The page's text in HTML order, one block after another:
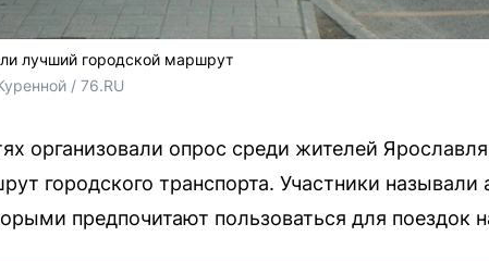
лучший городской маршрут
/ 76.RU
организовали опрос среди жителей
городского транспорта. Участники
предпочитают пользоваться для поездок